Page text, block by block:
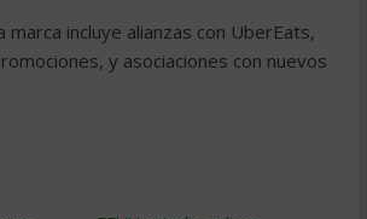
marca incluye alianzas con UberEats,
y asociaciones con nuevos